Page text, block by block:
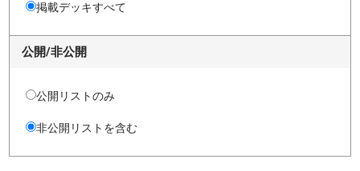
掲載デッキすべて
公開/非公開
公開リストのみ
非公開リストを含む